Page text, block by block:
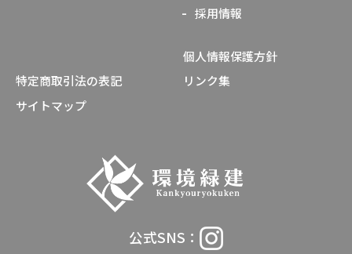
公式SNS：
個人情報保護方針
特定商取引法の表記
リンク集
サイトマップ
採用情報